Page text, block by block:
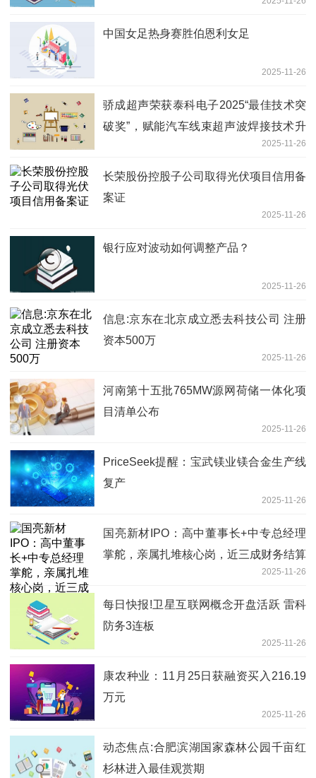
中国女足热身赛胜伯恩利女足
2025-11-26
骄成超声荣获泰科电子2025“最佳技术突
破奖”，赋能汽车线束超声波焊接技术升
2025-11-26
长荣股份控股子公司取得光伏项目信用备
案证
2025-11-26
银行应对波动如何调整产品？
2025-11-26
信息:京东在北京成立悉去科技公司 注册
资本500万
2025-11-26
河南第十五批765MW源网荷储一体化项
目清单公布
2025-11-26
PriceSeek提醒：宝武镁业镁合金生产线
复产
2025-11-26
国亮新材IPO：高中董事长+中专总经理
掌舵，亲属扎堆核心岗，近三成财务结算
2025-11-26
每日快报!卫星互联网概念开盘活跃 雷科
防务3连板
2025-11-26
康农种业：11月25日获融资买入216.19
万元
2025-11-26
动态焦点:合肥滨湖国家森林公园千亩红
杉林进入最佳观赏期